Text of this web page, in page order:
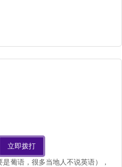
立即拨打
葡语，很多当地人不说英语），